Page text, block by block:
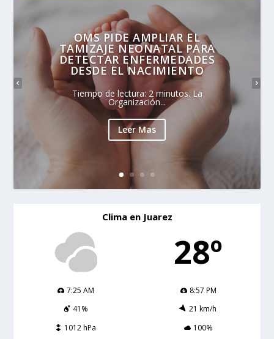
OMS PIDE AMPLIAR EL
TAMIZAJE NEONATAL PARA
DETECTAR ENFERMEDADES
DESDE EL NACIMIENTO
Tiempo de lectura: 2 minutos. La
Organización...
Leer Mas
Clima en Juarez
28º
7:25 AM
8:57 PM
41%
21 km/h
1012 hPa
100%